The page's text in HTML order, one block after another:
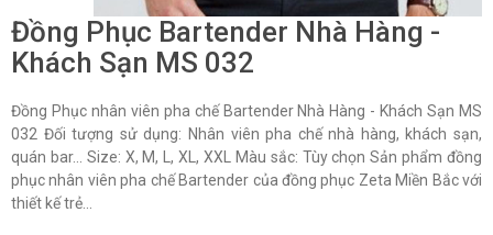
Đồng Phục Bartender Nhà Hàng -
Khách Sạn MS 032
Đồng Phục nhân viên pha chế Bartender Nhà Hàng - Khách Sạn MS
032 Đối tượng sử dụng: Nhân viên pha chế nhà hàng, khách sạn,
quán bar... Size: X, M, L, XL, XXL Màu sắc: Tùy chọn Sản phẩm đồng
phục nhân viên pha chế Bartender của đồng phục Zeta Miền Bắc với
thiết kế trẻ...